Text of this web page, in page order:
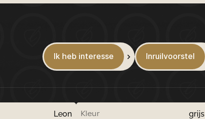
Ik heb interesse Inruilvoorstel
Leon Kleur grijs